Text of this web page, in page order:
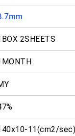
2SHEETS
11(cm2/